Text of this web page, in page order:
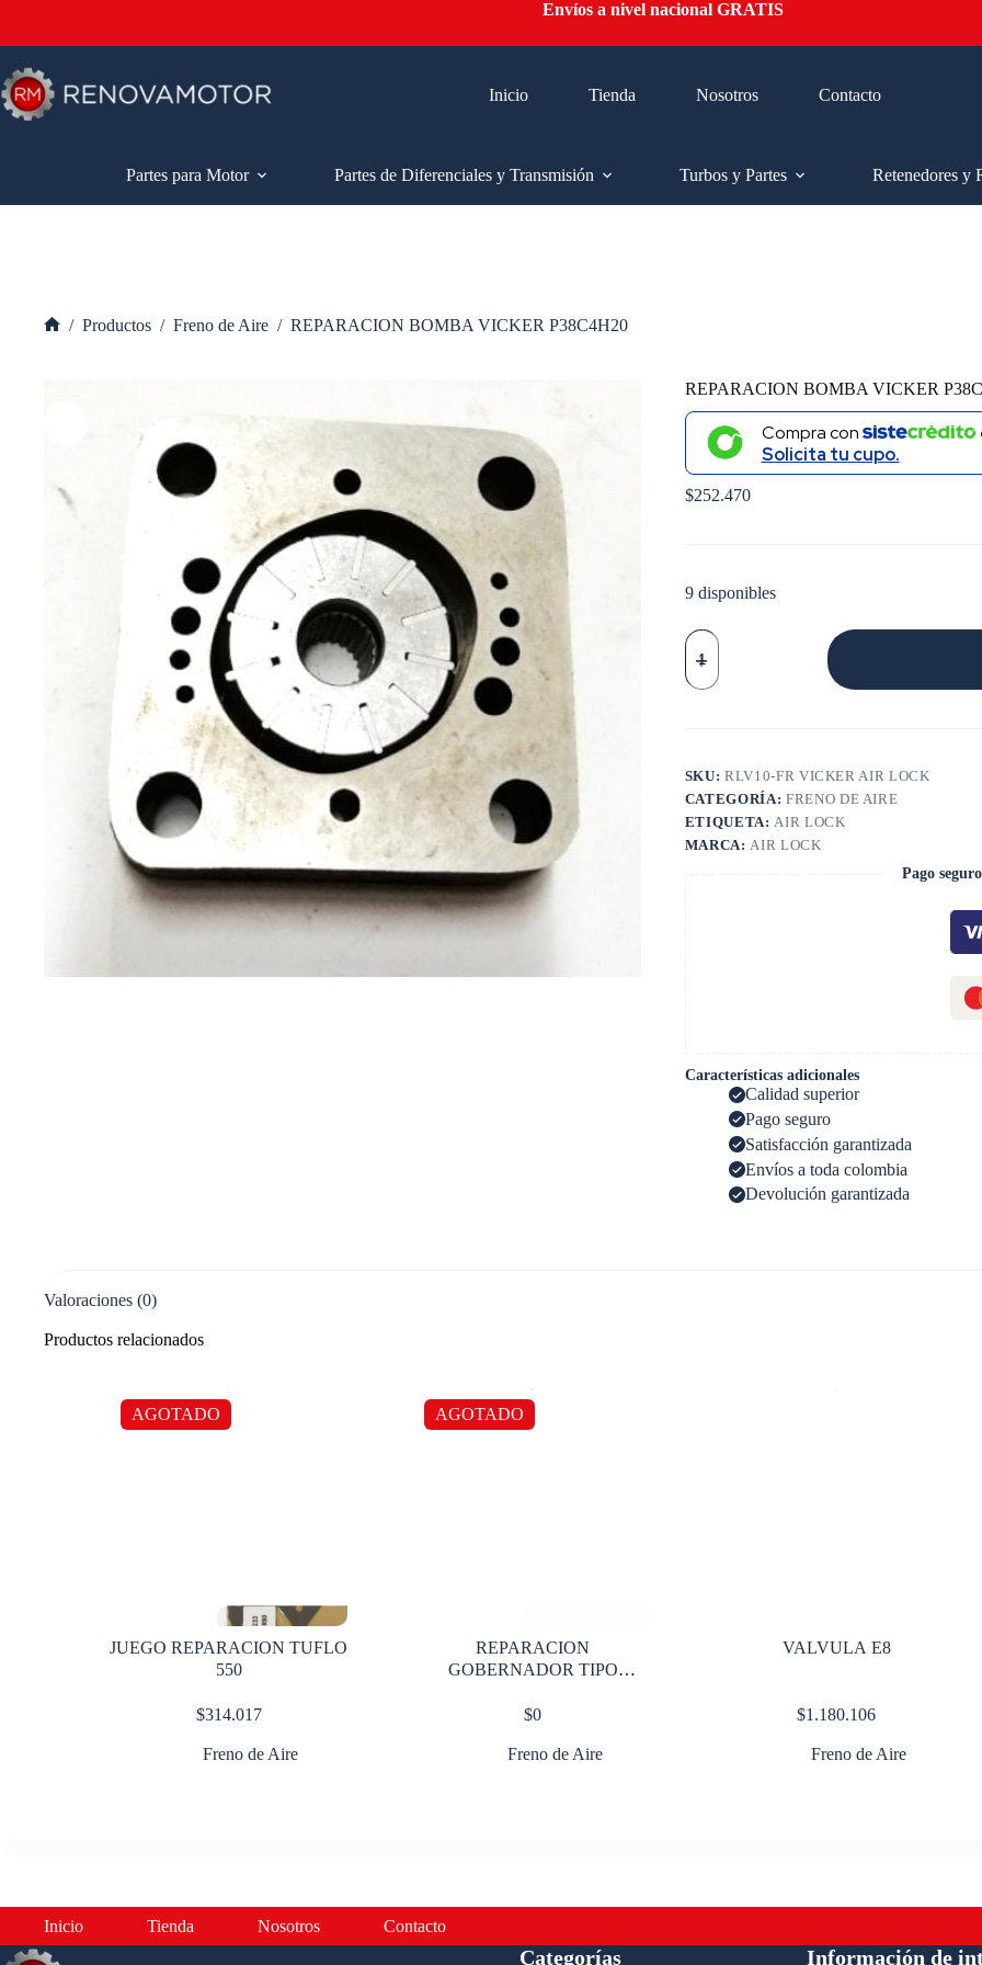
contenido
Envíos a nivel nacional GRATIS
Inicio Tienda Nosotros Contacto
Partes para Motor
Partes de Diferenciales y Transmisión Turbos y Partes Retenedores y
/ Productos / Freno de Aire / REPARACION BOMBA VICKER P38C4H20
REPARACION BOMBA VICKER
Compra con
Solicita tu cupo.
$252.470
9 disponibles
REPARACION
BOMBA
VICKER
P38C4H20
SKU:RLV10-FR VICKER AIR LOCK
CATEGORÍA: FRENO DE AIRE
ETIQUETA:AIR LOCK
MARCA:AIR LOCK
Pago
Características adicionales
Calidad superior
Pago seguro
Satisfacción garantizada
Envíos a toda colombia
Devolución garantizada
Valoraciones (0)
Productos relacionados
AGOTADO
JUEGO REPARACION TUFLO
550
$314.017
Freno de Aire
AGOTADO
REPARACION
GOBERNADOR TIPO
$0
Freno de Aire
VALVULA E8
$1.180.106
Freno de Aire
Inicio Tienda Nosotros Contacto
Categorías Información de